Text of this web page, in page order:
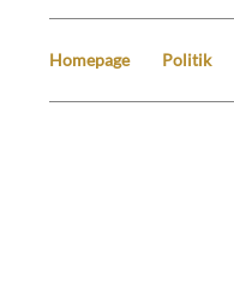
Homepage Politik